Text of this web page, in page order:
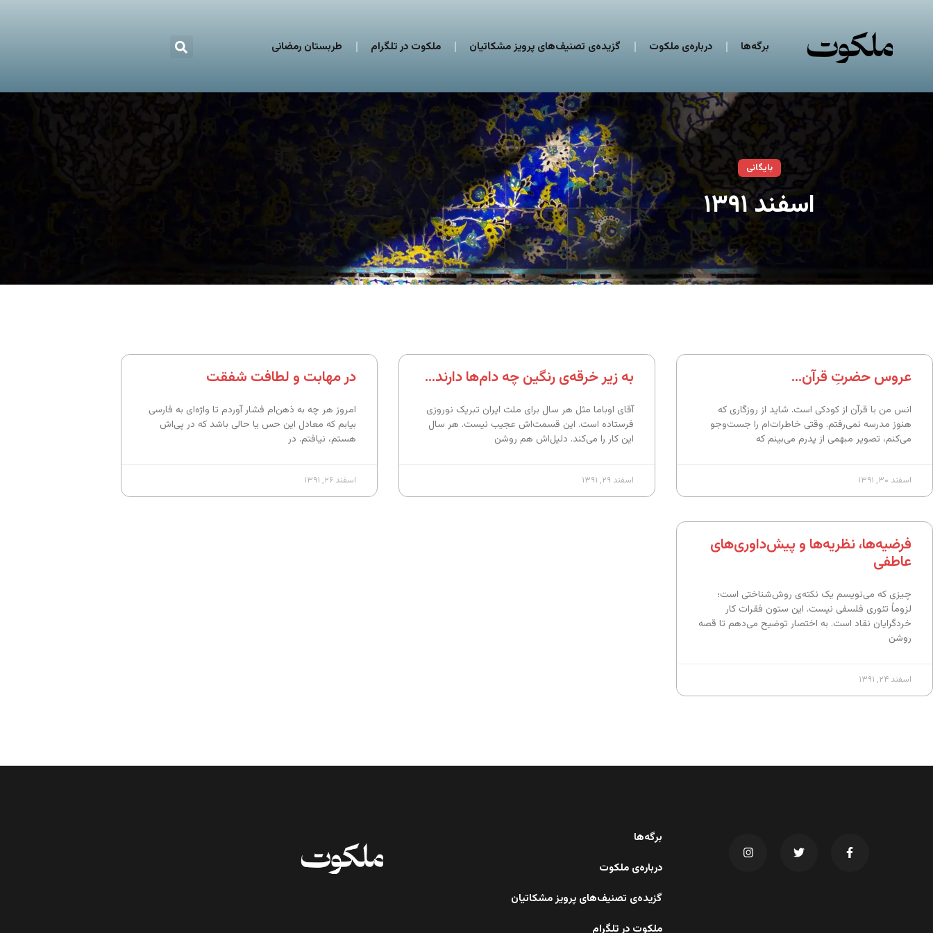
برگه‌ها درباره‌ی ملکوت گزیده‌ی تصنیف‌های پرویز مشکاتیان ملکوت در تلگرام طربستان رمضانی
بایگانی
اسفند ۱۳۹۱
عروس حضرتِ قرآن…
انس من با قرآن از کودکی است. شاید از روزگاری که
هنوز مدرسه نمی‌رفتم. وقتی خاطرات‌ام را جست‌وجو
می‌کنم، تصویر مبهمی از پدرم می‌بینم که
اسفند ۳۰, ۱۳۹۱
به زیر خرقه‌ی رنگین چه دام‌ها دارند…
آقای اوباما مثل هر سال برای ملت ایران تبریک نوروزی
فرستاده است. این قسمت‌اش عجیب نیست. هر سال
این کار را می‌کند. دلیل‌اش هم روشن
اسفند ۲۹, ۱۳۹۱
در مهابت و لطافت شفقت
امروز هر چه به ذهن‌ام فشار آوردم تا واژه‌ای به فارسی
بیابم که معادل این حس یا حالی باشد که در پی‌اش
هستم، نیافتم. در
اسفند ۲۶, ۱۳۹۱
فرضیه‌ها، نظریه‌ها و پیش‌داوری‌های
عاطفی
چیزی که می‌نویسم یک نکته‌ی روش‌شناختی است؛
لزوماً تئوری فلسفی نیست. این ستون فقرات کار
خردگرایان نقاد است. به اختصار توضیح می‌دهم تا قصه
روشن
اسفند ۲۴, ۱۳۹۱
برگه‌ها
درباره‌ی ملکوت
گزیده‌ی تصنیف‌های پرویز مشکاتیان
ملکوت در تلگرام